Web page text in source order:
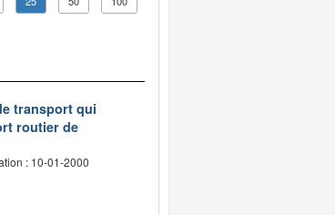
transport qui
routier de
: 10-01-2000